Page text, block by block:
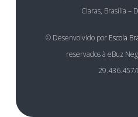
Claras, Brasília –
© Desenvolvido por Escola
reservados à eBuz